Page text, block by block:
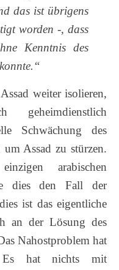
das ist übrigens
worden -, dass
Kenntnis des
weiter isolieren,
geheimdienstlich
Schwächung des
Assad zu stürzen.
arabischen
dies den Fall der
ist das eigentliche
an der Lösung des
Nahostproblem hat
hat nichts mit